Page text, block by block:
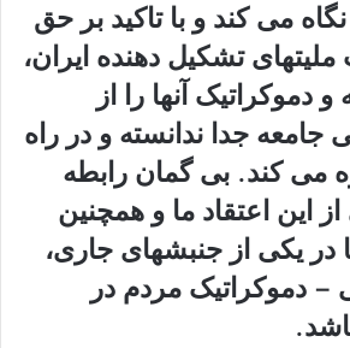
می کند و با تاکید بر حق
تشکیل دهنده ایران،
دموکراتیک آنها را از
جدا ندانسته و در راه
می کند. بی گمان رابطه
این اعتقاد ما و همچنین
یکی از جنبشهای جاری،
دموکراتیک مردم در